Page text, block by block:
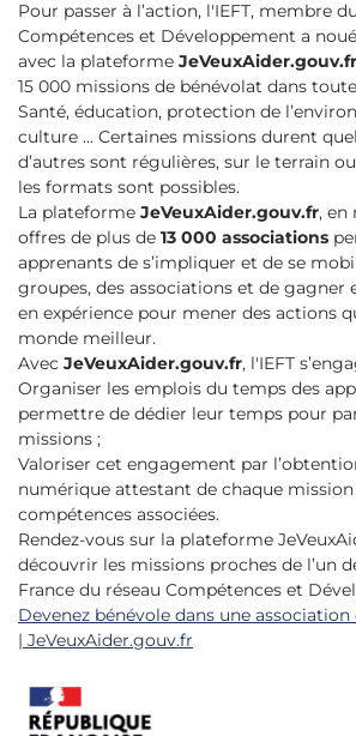
Pour passer à l’action, l'IEFT, membre
Compétences et Développement a
avec la plateforme JeVeuxAider.gouv.fr
15 000 missions de bénévolat dans
Santé, éducation, protection de
culture ... Certaines missions durent
d’autres sont régulières, sur le terrain
les formats sont possibles.
La plateforme JeVeuxAider.gouv.fr, en
offres de plus de 13 000 associations
apprenants de s’impliquer et de se
groupes, des associations et de gagner
en expérience pour mener des actions
monde meilleur.
Avec JeVeuxAider.gouv.fr, l'IEFT
Organiser les emplois du temps des
permettre de dédier leur temps pour
missions ;
Valoriser cet engagement par
numérique attestant de chaque
compétences associées.
Rendez-vous sur la plateforme
découvrir les missions proches de l’un
France du réseau Compétences et
Devenez bénévole dans une
| JeVeuxAider.gouv.fr